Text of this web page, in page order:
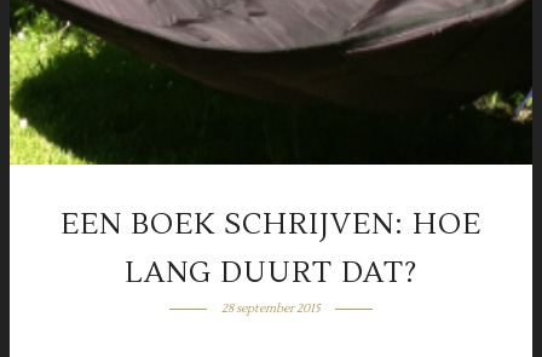
EEN BOEK SCHRIJVEN: HOE
LANG DUURT DAT?
28 september 2015